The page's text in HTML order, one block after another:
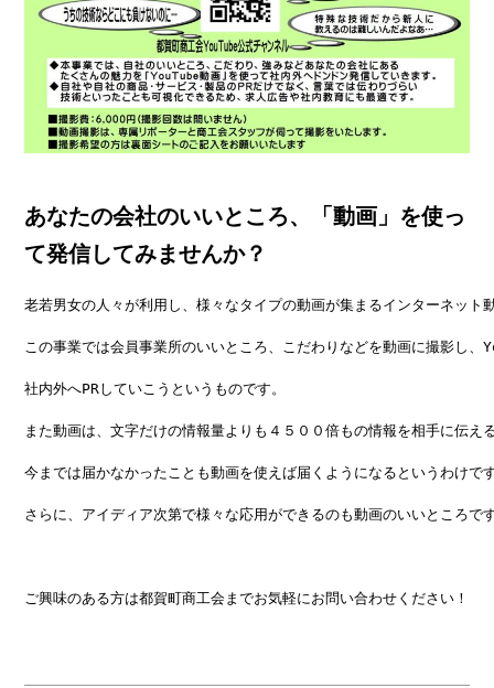
あなたの会社のいいところ、「動画」を使っ
て発信してみませんか？
老若男女の人々が利用し、様々なタイプの動画が集まるインターネット
この事業では会員事業所のいいところ、こだわりなどを動画に撮影し、
社内外へPRしていこうというものです。
また動画は、文字だけの情報量よりも４５００倍もの情報を相手に伝え
今までは届かなかったことも動画を使えば届くようになるというわけで
さらに、アイディア次第で様々な応用ができるのも動画のいいところで
ご興味のある方は都賀町商工会までお気軽にお問い合わせください！